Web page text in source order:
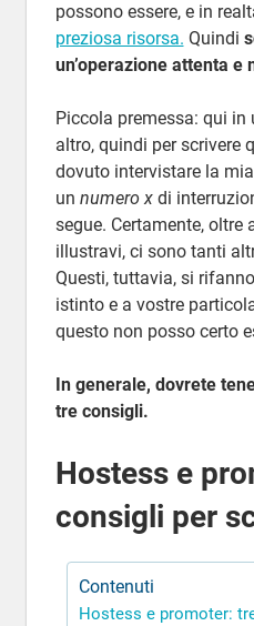
possono essere, e in
preziosa risorsa. Quindi
un’operazione attenta e
Piccola premessa: qui
altro, quindi per scrivere
dovuto intervistare la
un numero x di
segue. Certamente, oltre
illustravi, ci sono tanti
Questi, tuttavia, si
istinto e a vostre
questo non posso certo
In generale, dovrete
tre consigli.
Hostess e
consigli per
Contenuti
Hostess e promoter: